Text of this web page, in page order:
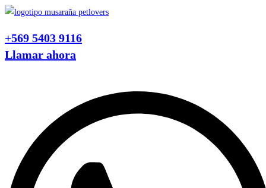
Ir
contenido
+569 5403 9116
Llamar ahora